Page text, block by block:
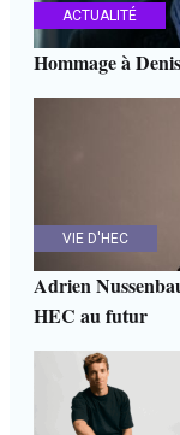
ACTUALITÉ
Hommage à
VIE D'HEC
Adrien
HEC au futur